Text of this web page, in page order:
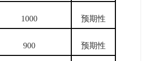
1000 预期性
900 预期性